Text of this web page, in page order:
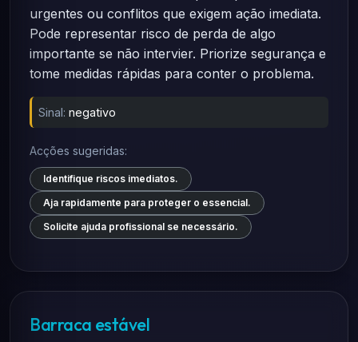
urgentes ou conflitos que exigem ação imediata.
Pode representar risco de perda de algo
importante se não intervier. Priorize segurança e
tome medidas rápidas para conter o problema.
Sinal: negativo
Acções sugeridas:
Identifique riscos imediatos.
Aja rapidamente para proteger o essencial.
Solicite ajuda profissional se necessário.
Barraca estável